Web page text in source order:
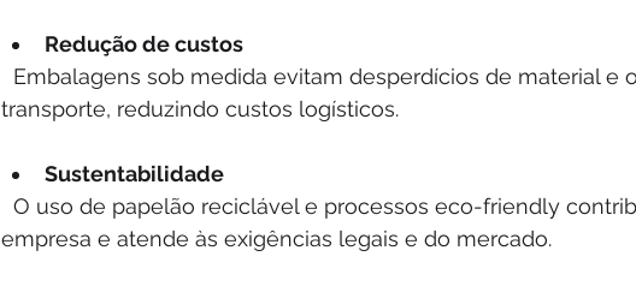
Redução de custos
transporte, reduzindo custos logísticos.
Sustentabilidade
empresa e atende às exigências legais e do mercado.